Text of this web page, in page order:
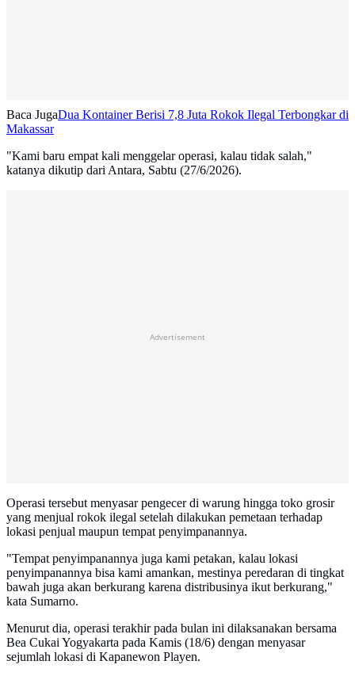
Baca JugaDua Kontainer Berisi 7,8 Juta Rokok Ilegal Terbongkar di
Makassar
"Kami baru empat kali menggelar operasi, kalau tidak salah,"
katanya dikutip dari Antara, Sabtu (27/6/2026).
Advertisement
Operasi tersebut menyasar pengecer di warung hingga toko grosir
yang menjual rokok ilegal setelah dilakukan pemetaan terhadap
lokasi penjual maupun tempat penyimpanannya.
"Tempat penyimpanannya juga kami petakan, kalau lokasi
penyimpanannya bisa kami amankan, mestinya peredaran di tingkat
bawah juga akan berkurang karena distribusinya ikut berkurang,"
kata Sumarno.
Menurut dia, operasi terakhir pada bulan ini dilaksanakan bersama
Bea Cukai Yogyakarta pada Kamis (18/6) dengan menyasar
sejumlah lokasi di Kapanewon Playen.